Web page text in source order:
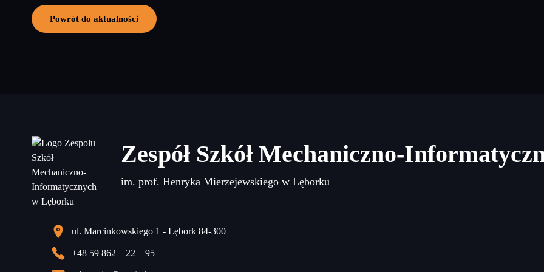
Powrót do aktualności
Zespół Szkół Mechaniczno-
im. prof. Henryka Mierzejewskiego w Lęborku
ul. Marcinkowskiego 1 - Lębork 84-300
+48 59 862 – 22 – 95